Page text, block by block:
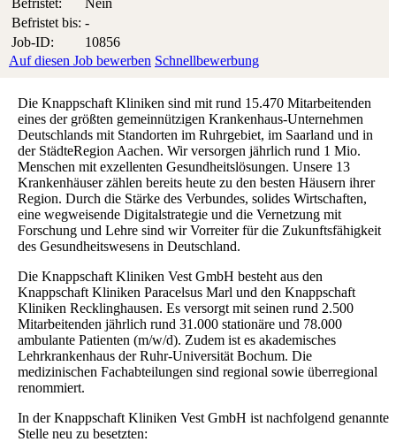
Befristet:
Nein
Befristet bis: -
Job-ID:
10856
Auf diesen Job bewerben Schnellbewerbung
Die Knappschaft Kliniken sind mit rund 15.470 Mitarbeitenden
eines der größten gemeinnützigen Krankenhaus-Unternehmen
Deutschlands mit Standorten im Ruhrgebiet, im Saarland und in
der StädteRegion Aachen. Wir versorgen jährlich rund 1 Mio.
Menschen mit exzellenten Gesundheitslösungen. Unsere 13
Krankenhäuser zählen bereits heute zu den besten Häusern ihrer
Region. Durch die Stärke des Verbundes, solides Wirtschaften,
eine wegweisende Digitalstrategie und die Vernetzung mit
Forschung und Lehre sind wir Vorreiter für die Zukunftsfähigkeit
des Gesundheitswesens in Deutschland.
Die Knappschaft Kliniken Vest GmbH besteht aus den
Knappschaft Kliniken Paracelsus Marl und den Knappschaft
Kliniken Recklinghausen. Es versorgt mit seinen rund 2.500
Mitarbeitenden jährlich rund 31.000 stationäre und 78.000
ambulante Patienten (m/w/d). Zudem ist es akademisches
Lehrkrankenhaus der Ruhr-Universität Bochum. Die
medizinischen Fachabteilungen sind regional sowie überregional
renommiert.
In der Knappschaft Kliniken Vest GmbH ist nachfolgend genannte
Stelle neu zu besetzten: